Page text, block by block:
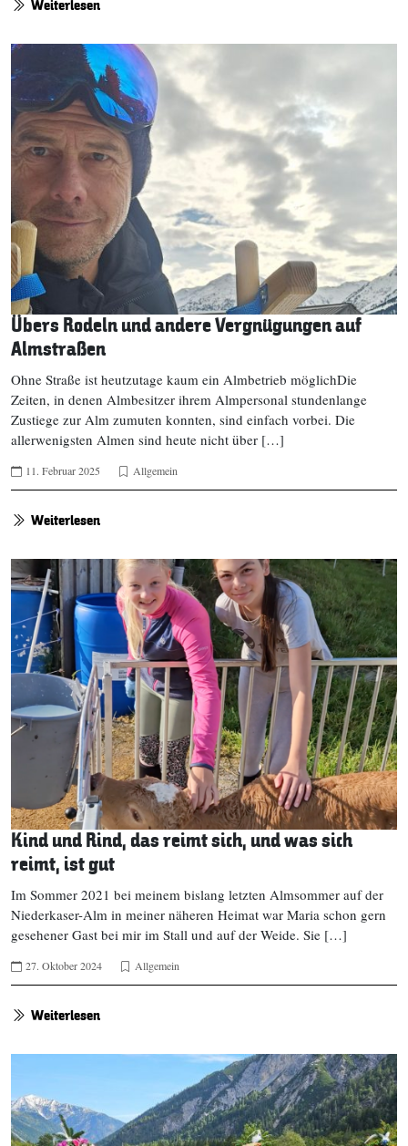
Weiterlesen
Übers Rodeln und andere Vergnügungen auf
Almstraßen
Ohne Straße ist heutzutage kaum ein Almbetrieb möglichDie
Zeiten, in denen Almbesitzer ihrem Almpersonal stundenlange
Zustiege zur Alm zumuten konnten, sind einfach vorbei. Die
allerwenigsten Almen sind heute nicht über […]
11. Februar 2025 Allgemein
Weiterlesen
Kind und Rind, das reimt sich, und was sich
reimt, ist gut
Im Sommer 2021 bei meinem bislang letzten Almsommer auf der
Niederkaser-Alm in meiner näheren Heimat war Maria schon gern
gesehener Gast bei mir im Stall und auf der Weide. Sie […]
27. Oktober 2024 Allgemein
Weiterlesen